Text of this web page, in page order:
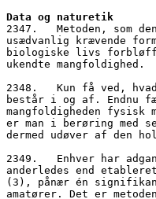
Data og naturetik
2347.   Metoden, som
usædvanlig krævende
biologiske livs
ukendte mangfoldighed.
2348.   Kun få ved,
består i og af. Endnu
mangfoldigheden fysisk
er man i berøring med
dermed udøver af den
2349.   Enhver har
anderledes end
(3), pånær én
amatører. Det er